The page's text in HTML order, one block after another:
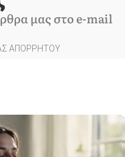
μας στο e-mail
ΑΠΟΡΡΗΤΟΥ